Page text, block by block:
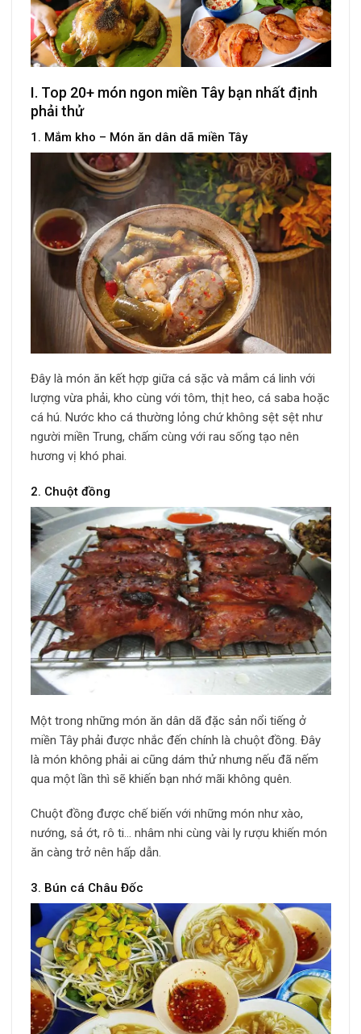
I. Top 20+ món ngon miền Tây bạn nhất định
phải thử
1. Mắm kho – Món ăn dân dã miền Tây
Đây là món ăn kết hợp giữa cá sặc và mắm cá linh với
lượng vừa phải, kho cùng với tôm, thịt heo, cá saba hoặc
cá hú. Nước kho cá thường lỏng chứ không sệt sệt như
người miền Trung, chấm cùng với rau sống tạo nên
hương vị khó phai.
2. Chuột đồng
Một trong những món ăn dân dã đặc sản nổi tiếng ở
miền Tây phải được nhắc đến chính là chuột đồng. Đây
là món không phải ai cũng dám thử nhưng nếu đã nếm
qua một lần thì sẽ khiến bạn nhớ mãi không quên.
Chuột đồng được chế biến với những món như xào,
nướng, sả ớt, rô ti… nhâm nhi cùng vài ly rượu khiến món
ăn càng trở nên hấp dẫn.
3. Bún cá Châu Đốc